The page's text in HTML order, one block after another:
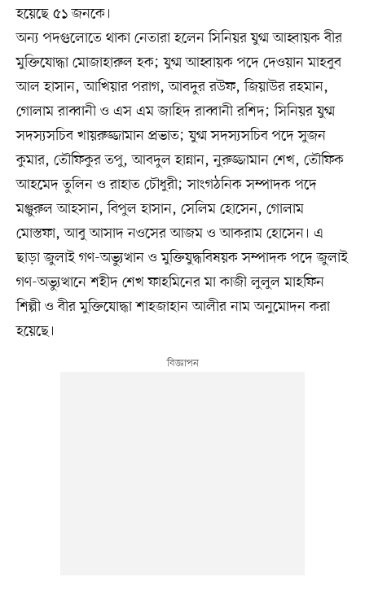
হয়েছে ৫১ জনকে।
অন্য পদগুলোতে থাকা নেতারা হলেন সিনিয়র যুগ্ম আহ্বায়ক বীর
মুক্তিযোদ্ধা মোজাহারুল হক; যুগ্ম আহ্বায়ক পদে দেওয়ান মাহবুব
আল হাসান, আখিয়ার পরাগ, আবদুর রউফ, জিয়াউর রহমান,
গোলাম রাব্বানী ও এস এম জাহিদ রাব্বানী রশিদ; সিনিয়র যুগ্ম
সদস্যসচিব খায়রুজ্জামান প্রভাত; যুগ্ম সদস্যসচিব পদে সুজন
কুমার, তৌফিকুর তপু, আবদুল হান্নান, নুরুজ্জামান শেখ, তৌফিক
আহমেদ তুলিন ও রাহাত চৌধুরী; সাংগঠনিক সম্পাদক পদে
মঞ্জুরুল আহসান, বিপুল হাসান, সেলিম হোসেন, গোলাম
মোস্তফা, আবু আসাদ নওসের আজম ও আকরাম হোসেন। এ
ছাড়া জুলাই গণ-অভ্যুত্থান ও মুক্তিযুদ্ধবিষয়ক সম্পাদক পদে জুলাই
গণ-অভ্যুত্থানে শহীদ শেখ ফাহমিনের মা কাজী লুলুল মাহফিন
শিল্পী ও বীর মুক্তিযোদ্ধা শাহজাহান আলীর নাম অনুমোদন করা
হয়েছে।